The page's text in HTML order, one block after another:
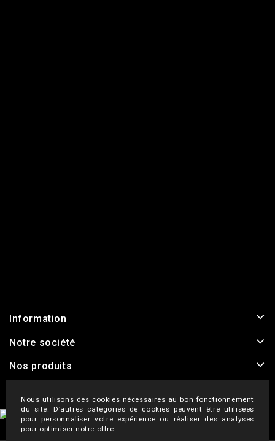
Nous utilisons des cookies nécessaires au bon fonctionnement
du site. D’autres catégories de cookies peuvent être utilisées
pour personnaliser votre expérience ou réaliser des analyses
pour optimiser notre offre.
Information
Notre société
Nos produits